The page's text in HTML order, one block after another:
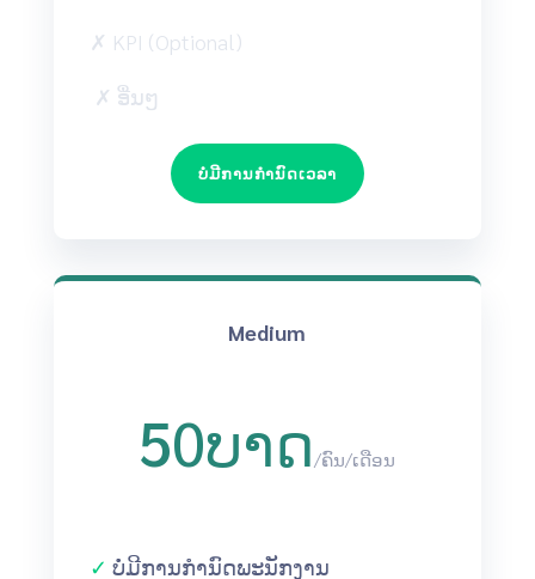
✗ KPI (Optional)
✗ ອື່ນໆ
ບໍ່ມີການກຳນົດເວລາ
Medium
50ບາດ /ຄົນ/ເດືອນ
✓ ບໍ່ມີການກຳນົດພະນັກງານ